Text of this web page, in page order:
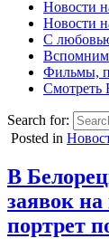
Новости
Новости
С
Вспомним
Фильмы,
Смотреть
Search for:
Posted in
В
заявок
портрет